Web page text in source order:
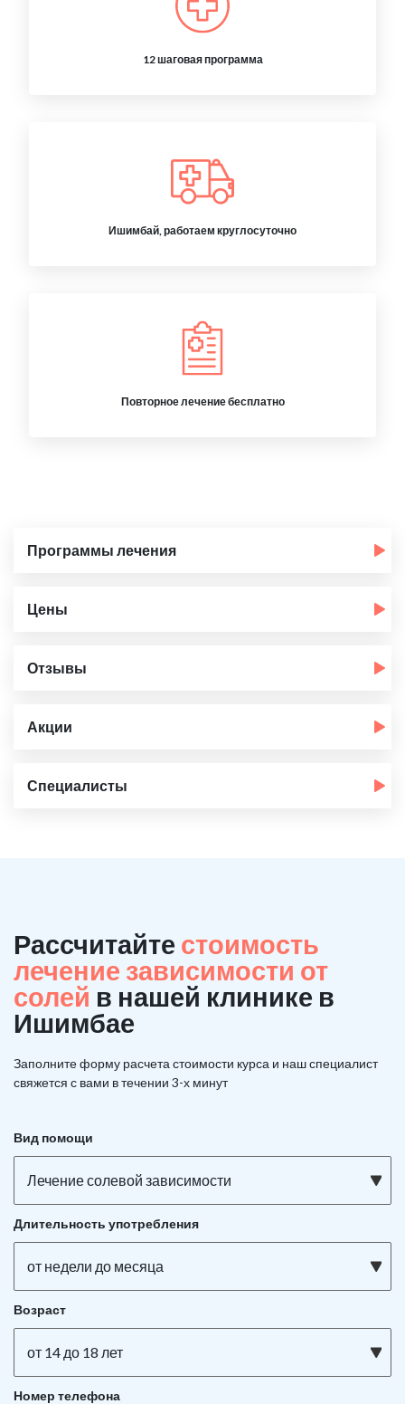
12 шаговая программа
Ишимбай, работаем круглосуточно
Повторное лечение бесплатно
Программы лечения
Цены
Отзывы
Акции
Специалисты
Рассчитайте стоимость
лечение зависимости от
солей в нашей клинике в
Ишимбае
Заполните форму расчета стоимости курса и наш специалист
свяжется с вами в течении 3-х минут
Вид помощи
Лечение солевой зависимости
Длительность употребления
от недели до месяца
Возраст
от 14 до 18 лет
Номер телефона